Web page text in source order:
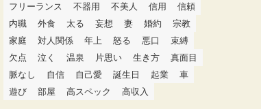
フリーランス
不器用 不美人 信用
信頼
内職
外食 太る 妄想 妻 婚約
宗教
家庭
対人関係 年上 怒る 悪口
束縛
欠点
泣く 温泉 片思い 生き方
真面目
脈なし
自信 自己愛 誕生日 起業
車
遊び
部屋 高スペック 高収入